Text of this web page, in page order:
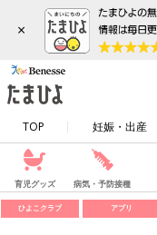
×
TOP 妊娠・出産
育児グッズ 病気・予防接種
ひよこクラブ アプリ